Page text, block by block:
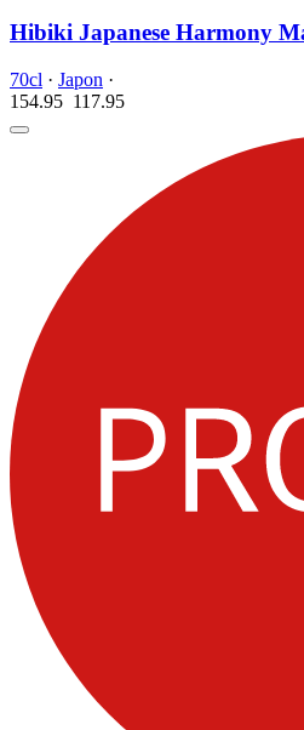
Hibiki Japanese Harmony
70cl · Japon ·
154.95 117.95